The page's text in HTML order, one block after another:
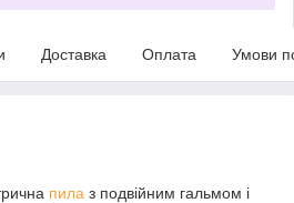
Доставка Оплата Умови
пила з подвійним гальмом і